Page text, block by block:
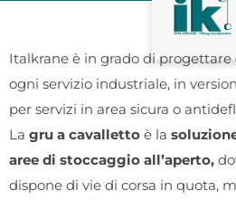
Italkrane è in grado di progettare
ogni servizio industriale, in
per servizi in area sicura o
La gru a cavalletto è la
aree di stoccaggio all’aperto,
dispone di vie di corsa in quota,